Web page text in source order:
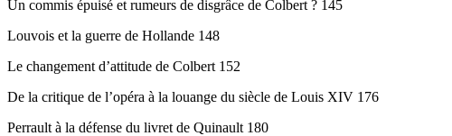
Un commis épuisé et rumeurs de disgrâce de Colbert ? 145
Louvois et la guerre de Hollande 148
Le changement d’attitude de Colbert 152
De la critique de l’opéra à la louange du siècle de Louis XIV 176
Perrault à la défense du livret de Quinault 180